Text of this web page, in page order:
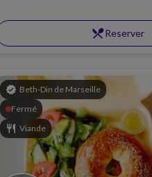
restaurant_menuReserver
verified Beth-Din de Marseille
Fermé
restaurant Viande